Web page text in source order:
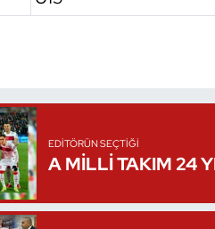
EDITÖRÜN SEÇTIĞI
A MİLLİ TAKIM 24